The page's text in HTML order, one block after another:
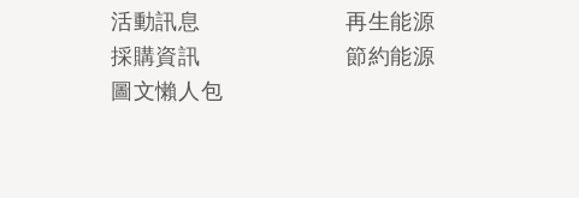
活動訊息
採購資訊
圖文懶人包
再生能源
節約能源